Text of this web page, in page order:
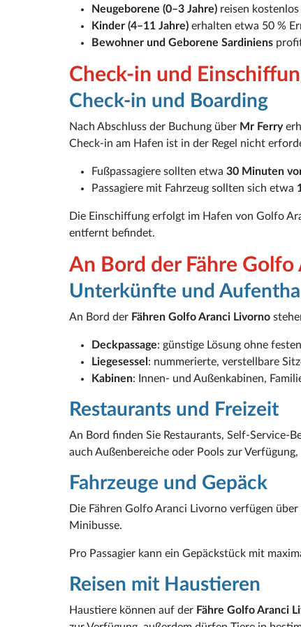
Neugeborene (0–3 Jahre) reisen
Kinder (4–11 Jahre) erhalten etwa 50 %
Bewohner und Geborene Sardiniens
Check-in und
Check-in und Boarding
Nach Abschluss der Buchung über Mr Ferry
Check-in am Hafen ist in der Regel nicht
Fußpassagiere sollten etwa 30 Minuten
Passagiere mit Fahrzeug sollten sich etwa
Die Einschiffung erfolgt im Hafen von Golfo
entfernt befindet.
An Bord der Fähre
Unterkünfte und
An Bord der Fähren Golfo Aranci Livorno
Deckpassage: günstige Lösung ohne
Liegesessel : nummerierte, verstellbare
Kabinen: Innen- und Außenkabinen,
Restaurants und Freizeit
An Bord finden Sie Restaurants, Self-Service-
auch Außenbereiche oder Pools zur
Fahrzeuge und Gepäck
Die Fähren Golfo Aranci Livorno verfügen
Minibusse.
Pro Passagier kann ein Gepäckstück mit
Reisen mit Haustieren
Haustiere können auf der Fähre Golfo Aranci